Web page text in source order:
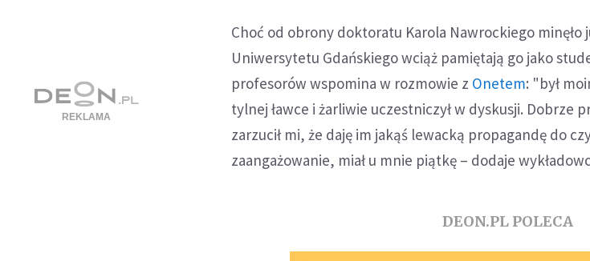
Choć od obrony doktoratu Karola Nawrockiego minęło
Uniwersytetu Gdańskiego wciąż pamiętają go jako
profesorów wspomina w rozmowie z Onetem: "był
tylnej ławce i żarliwie uczestniczył w dyskusji. Dobrze
zarzucił mi, że daję im jakąś lewacką propagandę do
zaangażowanie, miał u mnie piątkę – dodaje
DEON.PL POLECA